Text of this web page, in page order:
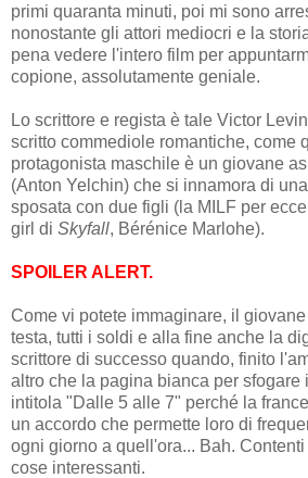
primi quaranta minuti, poi mi sono
nonostante gli attori mediocri e la
pena vedere l'intero film per
copione, assolutamente geniale.
Lo scrittore e regista è tale Victor
scritto commediole romantiche, come
protagonista maschile è un giovane
(Anton Yelchin) che si innamora di
sposata con due figli (la MILF per
girl di Skyfall, Bérénice Marlohe).
SPOILER ALERT.
Come vi potete immaginare, il
testa, tutti i soldi e alla fine anche la
scrittore di successo quando, finito
altro che la pagina bianca per sfogare
intitola "Dalle 5 alle 7" perché la
un accordo che permette loro di
ogni giorno a quell'ora... Bah.
cose interessanti.